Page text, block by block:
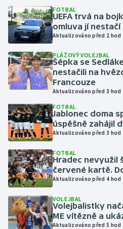
Gymnastika
Házená
Jezdectví
Judo
Krasobruslení
Lezení
Lyže a snowboard
Moderní pětiboj
Motorsport
FOTBAL
UEFA trvá na
omluva jí
Aktualizováno před 2 hod
PLÁŽOVÝ VOLEJBAL
Šépka se
nestačili na
Francouze
Aktualizováno před 3 hod
FOTBAL
Jablonec doma
úspěšně zahájil
Aktualizováno před 3 hod
FOTBAL
Hradec nevyužil
červené kartě.
Aktualizováno před 4 hod
VOLEJBAL
Volejbalistky
ME vítězně a
Aktualizováno před 5 hod